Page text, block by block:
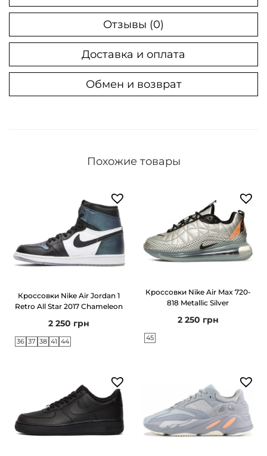
Отзывы (0)
Доставка и оплата
Обмен и возврат
Похожие товары
Кроссовки Nike Air Jordan 1
Retro All Star 2017 Chameleon
2 250 грн
36 37 38 41 44
Кроссовки Nike Air Max 720-
818 Metallic Silver
2 250 грн
45